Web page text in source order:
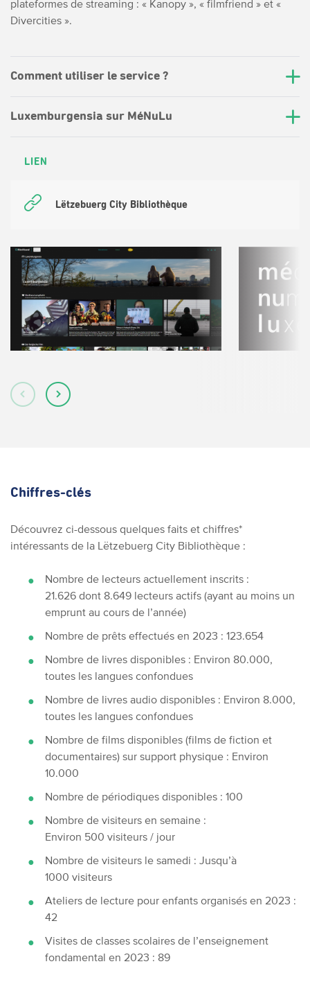
plateformes de streaming : « Kanopy », « filmfriend » et «
Divercities ».
Comment utiliser le service ?
Luxemburgensia sur MéNuLu
LIEN
Lëtzebuerg City Bibliothèque
Chiffres-clés
Découvrez ci-dessous quelques faits et chiffres*
intéressants de la Lëtzebuerg City Bibliothèque :
Nombre de lecteurs actuellement inscrits :
21.626 dont 8.649 lecteurs actifs (ayant au moins un
emprunt au cours de l’année)
Nombre de prêts effectués en 2023 : 123.654
Nombre de livres disponibles : Environ 80.000,
toutes les langues confondues
Nombre de livres audio disponibles : Environ 8.000,
toutes les langues confondues
Nombre de films disponibles (films de fiction et
documentaires) sur support physique : Environ
10.000
Nombre de périodiques disponibles : 100
Nombre de visiteurs en semaine :
Environ 500 visiteurs / jour
Nombre de visiteurs le samedi : Jusqu’à
1000 visiteurs
Ateliers de lecture pour enfants organisés en 2023 :
42
Visites de classes scolaires de l’enseignement
fondamental en 2023 : 89